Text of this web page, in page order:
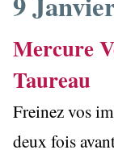
Mercure
Taureau
Freinez vos
deux fois